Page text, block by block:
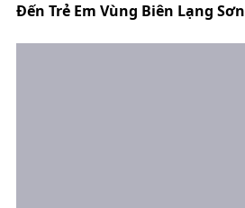
Đến Trẻ Em Vùng Biên Lạng Sơn